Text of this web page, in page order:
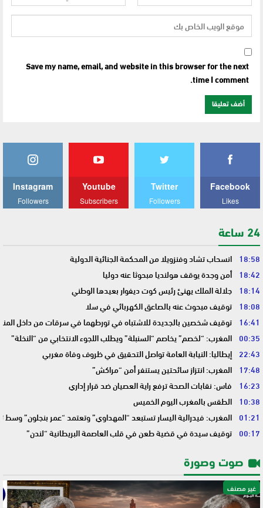
Save my name, email, and website in this browser for the next
time I comment.
Facebook
Likes
Twitter
Followers
Youtube
Subscribers
Instagram
Followers
24 ساعة
18:58 انسحاب تشاد وفنزويلا من المحكمة الجنائية الدولية
18:42 أمن وجدة يوقف هولنديا مبحوثا عنه دوليا
18:14 جلالة الملك يهنئ رئيس كوت ديفوار بعيدها الوطني
18:08 توقيف مبحوث عنه بالصاعق الكهربائي في سلا
16:41 توقيف شخصين بالجديدة للاشتباه في تورطهما في سرقات من داخل
00:35 المغرب: “لخصم” يخاصم “السنبلة” ويطلب اللجوء الانتخابي من “النخلة”
22:43 إيطاليا: النيابة العامة تواصل التحقيق في ظروف وفاة مغربي
17:48 المغرب: انتزاز سائحتين يستنفر أمن “مراكش”
16:23 فاس: نقابات الصحة ترفع راية العصيان ضد قرار إداري
10:38 الطقس بالمغرب اليوم الخميس
01:21 المغرب: فيدرالية اليسار تستبعد “المهداوي” وتعتمد “عمر بنجلون”
00:17 توقيف سيدة في قضية طعن في قلب العاصمة البريطانية “لندن”
صوت وصورة
غير مصنف